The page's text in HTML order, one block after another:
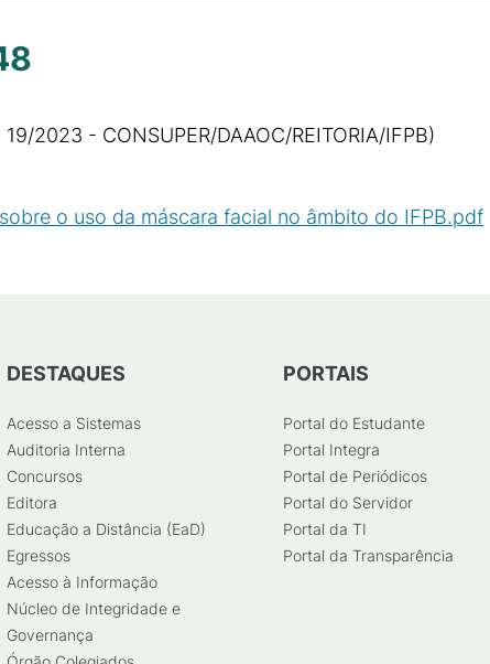
19/2023 - CONSUPER/DAAOC/REITORIA/IFPB)
o uso da máscara facial no âmbito do IFPB.pdf
DESTAQUES
Acesso a Sistemas
Auditoria Interna
Concursos
Editora
Educação a Distância (EaD)
Egressos
Acesso à Informação
Núcleo de Integridade e
Governança
PORTAIS
Portal do Estudante
Portal Integra
Portal de Periódicos
Portal do Servidor
Portal da TI
Portal da Transparência